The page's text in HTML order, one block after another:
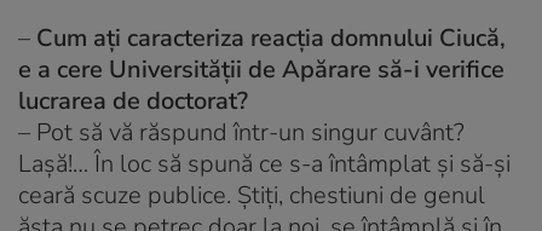
– Cum ați caracteriza reacția domnului Ciucă,
e a cere Universității de Apărare să-i verifice
lucrarea de doctorat?
– Pot să vă răspund într-un singur cuvânt?
Lașă!… În loc să spună ce s-a întâmplat și să-și
ceară scuze publice. Știți, chestiuni de genul